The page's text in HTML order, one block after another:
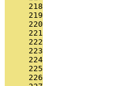
     218
     219
     220
     221
     222
     223
     224
     225
     226